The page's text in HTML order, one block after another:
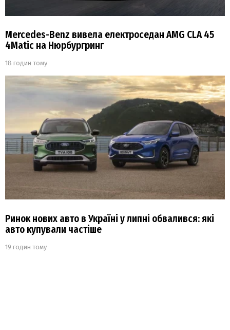
Mercedes-Benz вивела електроседан AMG CLA 45
4Matic на Нюрбургринг
18 годин тому
Ринок нових авто в Україні у липні обвалився: які
авто купували частіше
19 годин тому